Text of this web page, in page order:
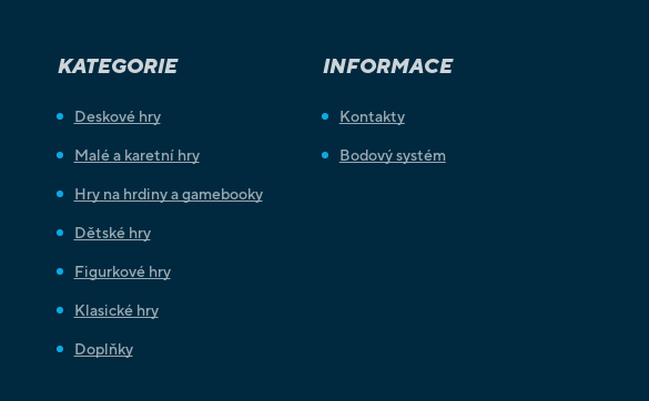
KATEGORIE
Deskové hry
Malé a karetní hry
Hry na hrdiny a gamebooky
Dětské hry
Figurkové hry
Klasické hry
Doplňky
INFORMACE
Kontakty
Bodový systém